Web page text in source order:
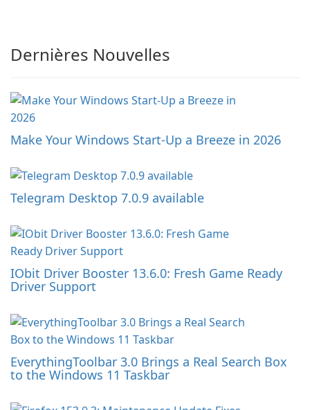
Dernières Nouvelles
Make Your Windows Start-Up a Breeze in 2026
Telegram Desktop 7.0.9 available
IObit Driver Booster 13.6.0: Fresh Game Ready
Driver Support
EverythingToolbar 3.0 Brings a Real Search Box
to the Windows 11 Taskbar